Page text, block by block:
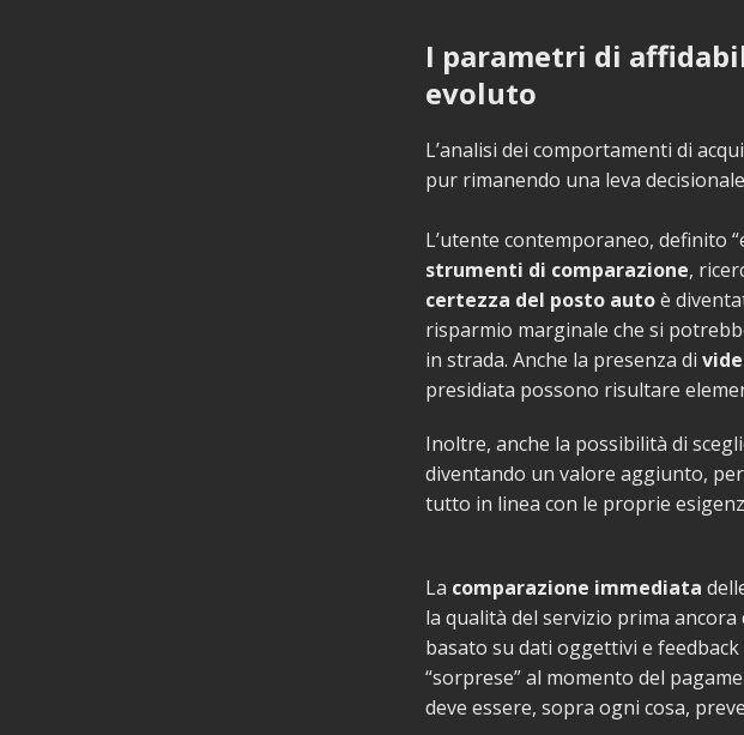
I parametri di
evoluto
L’analisi dei comportamenti di
pur rimanendo una leva
L’utente contemporaneo, definito
strumenti di comparazione,
certezza del posto autoè
risparmio marginale che si
in strada. Anche la presenza di
presidiata possono risultare
Inoltre, anche la possibilità di
diventando un valore aggiunto,
tutto in linea con le proprie
La comparazione immediata
la qualità del servizio prima
basato su dati oggettivi e feedback
“sorprese” al momento del
deve essere, sopra ogni cosa,